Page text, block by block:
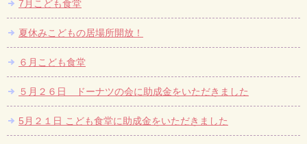
7月こども食堂
夏休みこどもの居場所開放！
６月こども食堂
５月２６日 ドーナツの会に助成金をいただきました
5月２１日 こども食堂に助成金をいただきました